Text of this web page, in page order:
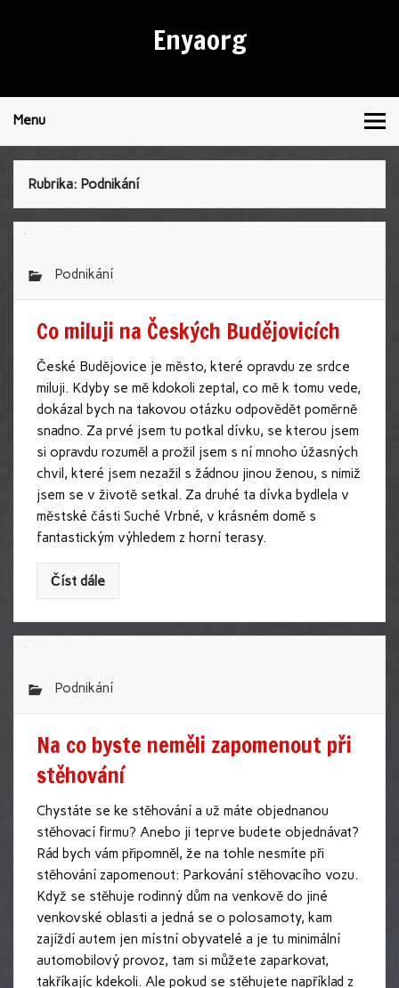
Enyaorg
Menu
Rubrika: Podnikání
Podnikání
Co miluji na Českých Budějovicích
České Budějovice je město, které opravdu ze srdce
miluji. Kdyby se mě kdokoli zeptal, co mě k tomu vede,
dokázal bych na takovou otázku odpovědět poměrně
snadno. Za prvé jsem tu potkal dívku, se kterou jsem
si opravdu rozuměl a prožil jsem s ní mnoho úžasných
chvil, které jsem nezažil s žádnou jinou ženou, s nimiž
jsem se v životě setkal. Za druhé ta dívka bydlela v
městské části Suché Vrbné, v krásném domě s
fantastickým výhledem z horní terasy.
Číst dále
Podnikání
Na co byste neměli zapomenout při
stěhování
Chystáte se ke stěhování a už máte objednanou
stěhovací firmu? Anebo ji teprve budete objednávat?
Rád bych vám připomněl, že na tohle nesmíte při
stěhování zapomenout: Parkování stěhovacího vozu.
Když se stěhuje rodinný dům na venkově do jiné
venkovské oblasti a jedná se o polosamoty, kam
zajíždí autem jen místní obyvatelé a je tu minimální
automobilový provoz, tam si můžete zaparkovat,
takříkajíc kdekoli. Ale pokud se stěhujete například z